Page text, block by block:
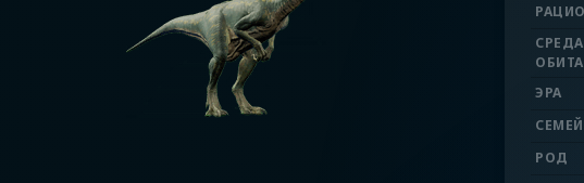
СРЕДА
ЭРА
РОД